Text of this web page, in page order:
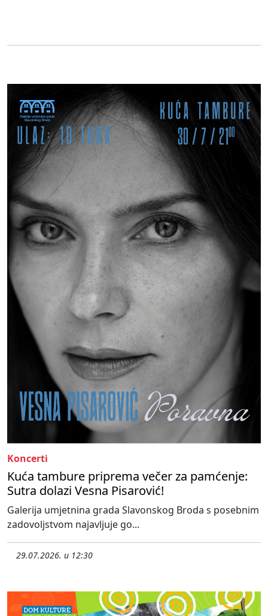
Koncerti
Kuća tambure priprema večer za pamćenje:
Sutra dolazi Vesna Pisarović!
Galerija umjetnina grada Slavonskog Broda s posebnim
zadovoljstvom najavljuje go...
29.07.2026. u 12:30